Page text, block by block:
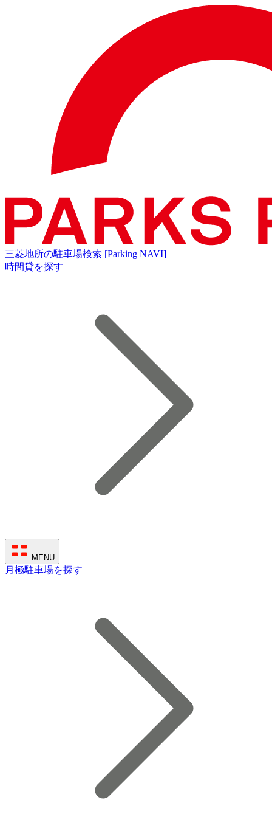
三菱地所の駐車場検索 [Parking NAVI]
時間貸を探す
MENU
月極駐車場を探す